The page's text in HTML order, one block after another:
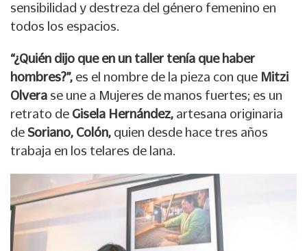
sensibilidad y destreza del género femenino en
todos los espacios.
“¿Quién dijo que en un taller tenía que haber
hombres?”, es el nombre de la pieza con que Mitzi
Olvera se une a Mujeres de manos fuertes; es un
retrato de Gisela Hernández, artesana originaria
de Soriano, Colón, quien desde hace tres años
trabaja en los telares de lana.